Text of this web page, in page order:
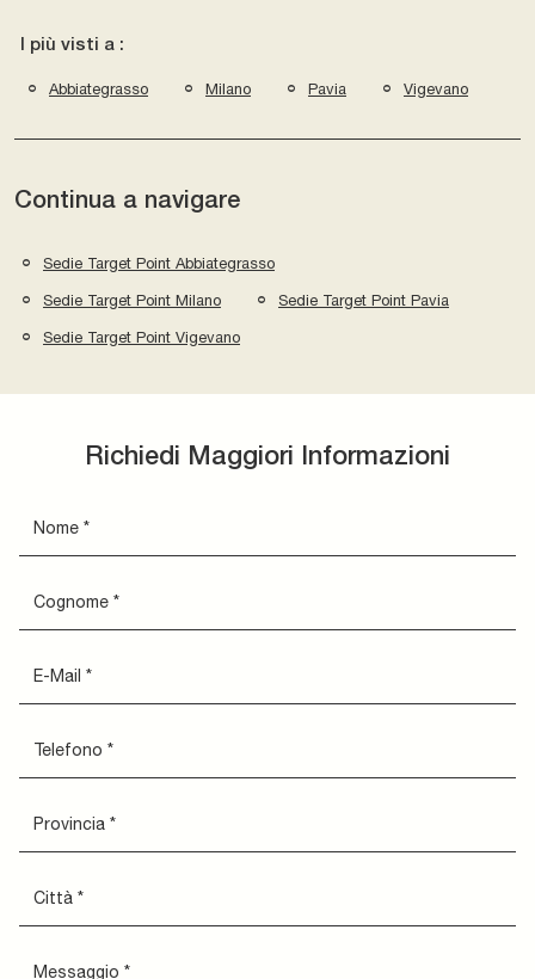
I più visti a :
Abbiategrasso Milano Pavia Vigevano
Continua a navigare
Sedie Target Point Abbiategrasso
Sedie Target Point Milano Sedie Target Point Pavia
Sedie Target Point Vigevano
Richiedi Maggiori Informazioni